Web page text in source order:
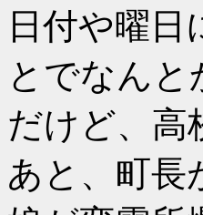
日付や曜
とでなん
だけど、高
あと、町長